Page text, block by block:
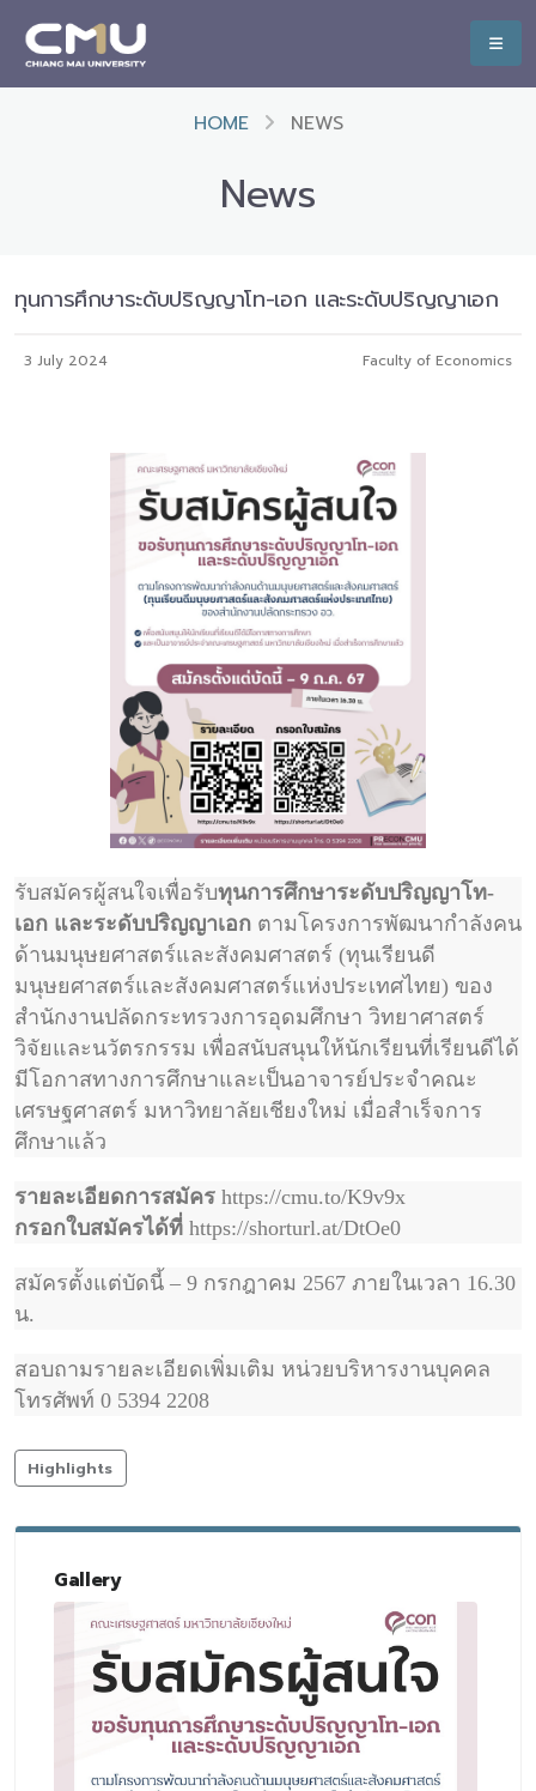
HOME NEWS
News
ทุนการศึกษาระดับปริญญาโท-เอก และระดับปริญญาเอก
3 July 2024 Faculty of Economics
รับสมัครผู้สนใจเพื่อรับทุนการศึกษาระดับปริญญาโท-
เอก และระดับปริญญาเอก ตามโครงการพัฒนากำลังคน
ด้านมนุษยศาสตร์และสังคมศาสตร์ (ทุนเรียนดี
มนุษยศาสตร์และสังคมศาสตร์แห่งประเทศไทย) ของ
สำนักงานปลัดกระทรวงการอุดมศึกษา วิทยาศาสตร์
วิจัยและนวัตรกรรม เพื่อสนับสนุนให้นักเรียนที่เรียนดีได้
มีโอกาสทางการศึกษาและเป็นอาจารย์ประจำคณะ
เศรษฐศาสตร์ มหาวิทยาลัยเชียงใหม่ เมื่อสำเร็จการ
ศึกษาแล้ว
รายละเอียดการสมัคร https://cmu.to/K9v9x
กรอกใบสมัครได้ที่ https://shorturl.at/DtOe0
สมัครตั้งแต่บัดนี้ – 9 กรกฎาคม 2567 ภายในเวลา 16.30
น.
สอบถามรายละเอียดเพิ่มเติม หน่วยบริหารงานบุคคล
โทรศัพท์ 0 5394 2208
Highlights
Gallery